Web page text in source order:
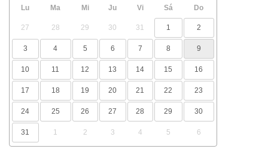
Lu Ma Mi Ju Vi Sá Do
27 28 29 30 31 1 2
3 4 5 6 7 8 9
10 11 12 13 14 15 16
17 18 19 20 21 22 23
24 25 26 27 28 29 30
31 1 2 3 4 5 6